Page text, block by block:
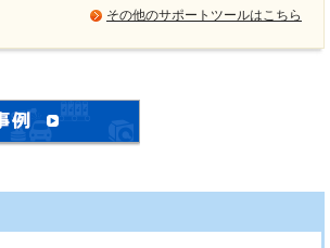
その他のサポートツールはこちら